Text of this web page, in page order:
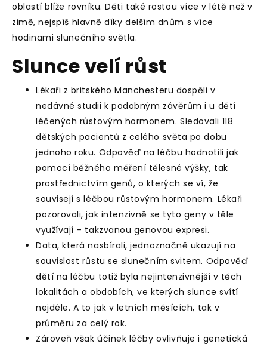
oblastí blíže rovníku. Děti také rostou více v létě než v
zimě, nejspíš hlavně díky delším dnům s více
hodinami slunečního světla.
Slunce velí růst
Lékaři z britského Manchesteru dospěli v
nedávné studii k podobným závěrům i u dětí
léčených růstovým hormonem. Sledovali 118
dětských pacientů z celého světa po dobu
jednoho roku. Odpověď na léčbu hodnotili jak
pomocí běžného měření tělesné výšky, tak
prostřednictvím genů, o kterých se ví, že
souvisejí s léčbou růstovým hormonem. Lékaři
pozorovali, jak intenzivně se tyto geny v těle
využívají – takzvanou genovou expresi.
Data, která nasbírali, jednoznačně ukazují na
souvislost růstu se slunečním svitem. Odpověď
dětí na léčbu totiž byla nejintenzivnější v těch
lokalitách a obdobích, ve kterých slunce svítí
nejdéle. A to jak v letních měsících, tak v
průměru za celý rok.
Zároveň však účinek léčby ovlivňuje i genetická